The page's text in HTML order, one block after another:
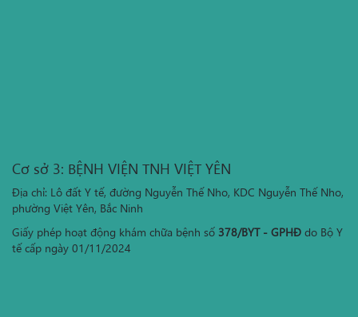
Cơ sở 3: BỆNH VIỆN TNH VIỆT YÊN
Địa chỉ: Lô đất Y tế, đường Nguyễn Thế Nho, KDC Nguyễn Thế Nho,
phường Việt Yên, Bắc Ninh
Giấy phép hoạt động khám chữa bệnh số 378/BYT - GPHĐ do Bộ Y
tế cấp ngày 01/11/2024